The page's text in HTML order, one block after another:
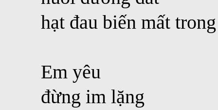
hạt đau biến mất
Em yêu
đừng im lặng